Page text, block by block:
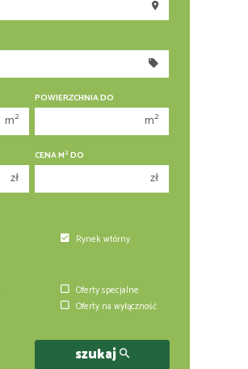
250 000 zł
300 000 zł
400 000 zł
m2
POWIERZCHNIA DO
m2
zł
CENA M2DO
zł
Rynek wtórny
Oferty specjalne
Oferty na wyłączność
szukaj